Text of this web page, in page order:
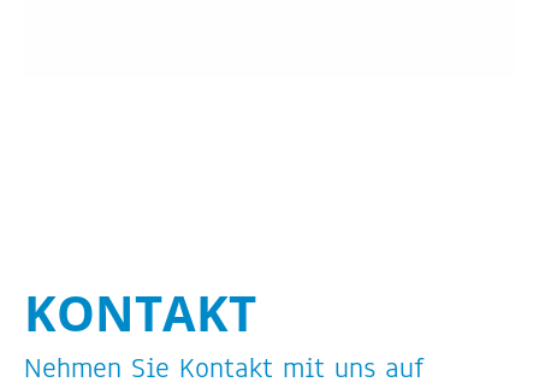
KON­TAKT
Neh­men Sie Kon­takt mit uns auf